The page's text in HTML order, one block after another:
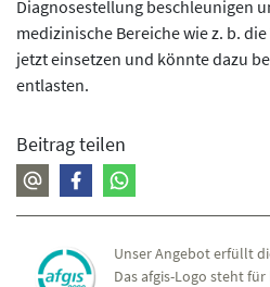
Diagnosestellung beschleunigen
medizinische Bereiche wie z. b.
jetzt einsetzen und könnte dazu
entlasten.
Beitrag teilen
Unser Angebot erfüllt
Das afgis-Logo steht